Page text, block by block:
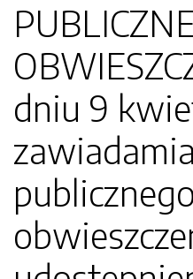
dniu 9
publicznego